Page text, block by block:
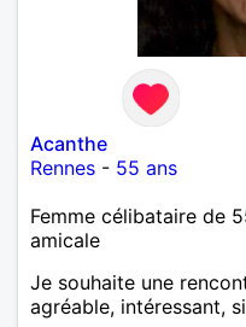
Acanthe
Rennes - 55 ans
Femme célibataire de
amicale
Je souhaite une
agréable, intéressant,